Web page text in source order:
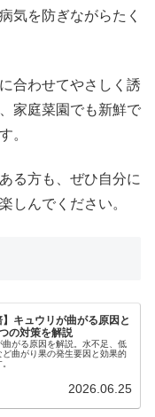
気を防ぎながらたく
合わせてやさしく誘
家庭菜園でも新鮮で
。
る方も、ぜひ自分に
しんでください。
】キュウリが曲がる原因と
の対策を解説
がる原因を解説。水不足、低
曲がり果の発生要因と効果的
2026.06.25